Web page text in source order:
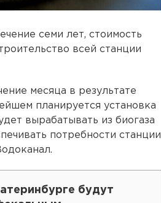
семи лет, стоимость
всей станции
месяца в результате
планируется установка
вырабатывать из биогаза
потребности станции
будут